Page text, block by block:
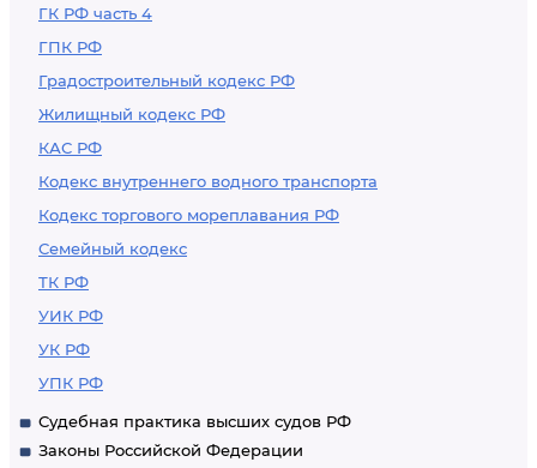
ГК РФ часть 4
ГПК РФ
Градостроительный кодекс РФ
Жилищный кодекс РФ
КАС РФ
Кодекс внутреннего водного транспорта
Кодекс торгового мореплавания РФ
Семейный кодекс
ТК РФ
УИК РФ
УК РФ
УПК РФ
Судебная практика высших судов РФ
Законы Российской Федерации